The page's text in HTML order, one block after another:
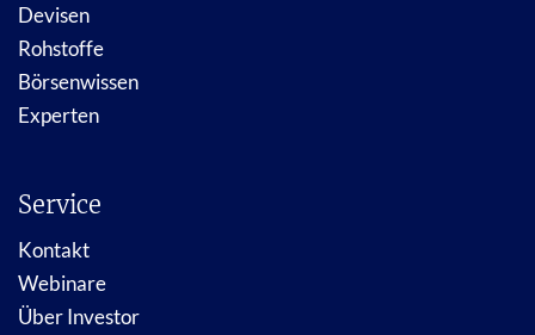
Devisen
Rohstoffe
Börsenwissen
Experten
Service
Kontakt
Webinare
Über Investor